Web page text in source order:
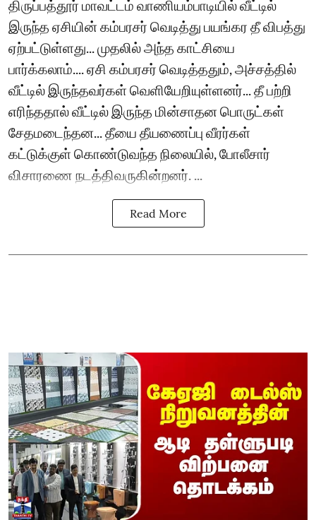
திருப்பத்தூர் மாவட்டம் வாணியம்பாடியில் வீட்டில்
இருந்த ஏசியின் கம்பரசர் வெடித்து பயங்கர தீ விபத்து
ஏற்பட்டுள்ளது... முதலில் அந்த காட்சியை
பார்க்கலாம்.... ஏசி கம்பரசர் வெடித்ததும், அச்சத்தில்
வீட்டில் இருந்தவர்கள் வெளியேறியுள்ளனர்... தீ பற்றி
எரிந்ததால் வீட்டில் இருந்த மின்சாதன பொருட்கள்
சேதமடைந்தன... தீயை தீயணைப்பு வீரர்கள்
கட்டுக்குள் கொண்டுவந்த நிலையில், போலீசார்
விசாரணை நடத்திவருகின்றனர். ...
Read More